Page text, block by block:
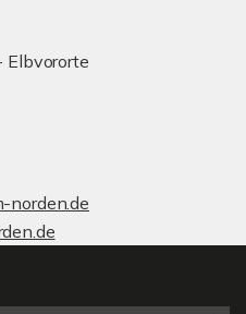
Elbvororte
norden.de